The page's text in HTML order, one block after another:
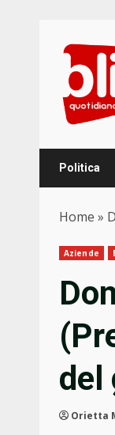
content
Politica
Home »
Aziende
del
Orietta